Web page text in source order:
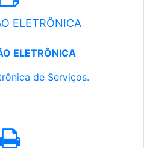
ELETRÔNICA
ELETRÔNICA
de Serviços.